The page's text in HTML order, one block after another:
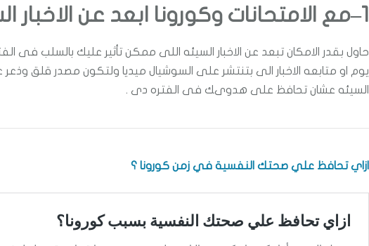
1
–مع الامتحانات وكورونا ابعد عن الاخبار
حاول بقدر الامكان تبعد عن الاخبار السيئه اللى ممكن تأثير عليك بالسلب فى
يوم او متابعه الاخبار الى بتنتشر على السوشيال ميديا ولتكون مصدر قلق
السيئه عشان تحافظ على هدوىك فى الفتره دى .
ازاي تحافظ علي صحتك النفسية في زمن كورونا ؟